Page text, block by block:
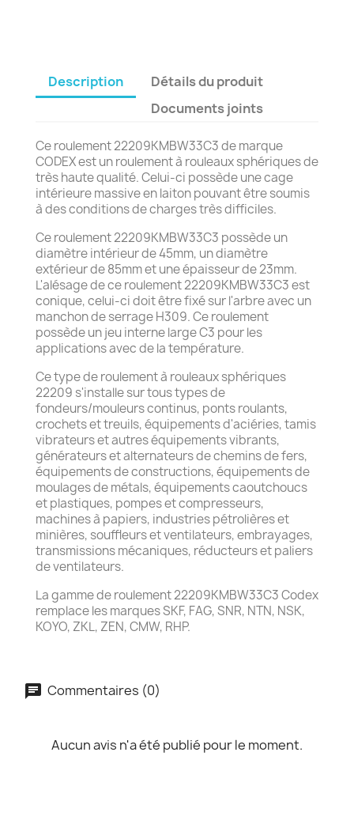
Description
Détails du produit
Documents joints
Ce roulement 22209KMBW33C3 de marque
CODEX est un roulement à rouleaux sphériques de
très haute qualité. Celui-ci possède une cage
intérieure massive en laiton pouvant être soumis
à des conditions de charges très difficiles.
Ce roulement 22209KMBW33C3 possède un
diamètre intérieur de 45mm, un diamètre
extérieur de 85mm et une épaisseur de 23mm.
L'alésage de ce roulement 22209KMBW33C3 est
conique, celui-ci doit être fixé sur l'arbre avec un
manchon de serrage H309. Ce roulement
possède un jeu interne large C3 pour les
applications avec de la température.
Ce type de roulement à rouleaux sphériques
22209 s'installe sur tous types de
fondeurs/mouleurs continus, ponts roulants,
crochets et treuils, équipements d'aciéries, tamis
vibrateurs et autres équipements vibrants,
générateurs et alternateurs de chemins de fers,
équipements de constructions, équipements de
moulages de métals, équipements caoutchoucs
et plastiques, pompes et compresseurs,
machines à papiers, industries pétrolières et
minières, souffleurs et ventilateurs, embrayages,
transmissions mécaniques, réducteurs et paliers
de ventilateurs.
La gamme de roulement 22209KMBW33C3 Codex
remplace les marques SKF, FAG, SNR, NTN, NSK,
KOYO, ZKL, ZEN, CMW, RHP.
Commentaires (0)
Aucun avis n'a été publié pour le moment.